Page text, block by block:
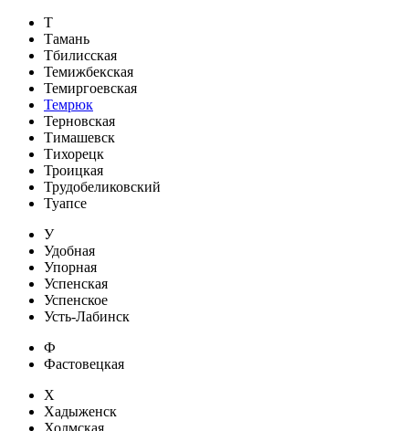
Т
Тамань
Тбилисская
Темижбекская
Темиргоевская
Темрюк
Терновская
Тимашевск
Тихорецк
Троицкая
Трудобеликовский
Туапсе
У
Удобная
Упорная
Успенская
Успенское
Усть-Лабинск
Ф
Фастовецкая
Х
Хадыженск
Холмская